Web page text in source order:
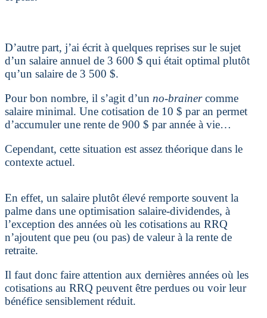
D’autre part, j’ai écrit à quelques reprises sur le sujet
d’un salaire annuel de 3 600 $ qui était optimal plutôt
qu’un salaire de 3 500 $.
Pour bon nombre, il s’agit d’un no-brainercomme
salaire minimal. Une cotisation de 10 $ par an permet
d’accumuler une rente de 900 $ par année à vie…
Cependant, cette situation est assez théorique dans le
contexte actuel.
En effet, un salaire plutôt élevé remporte souvent la
palme dans une optimisation salaire-dividendes, à
l’exception des années où les cotisations au RRQ
n’ajoutent que peu (ou pas) de valeur à la rente de
retraite.
Il faut donc faire attention aux dernières années où les
cotisations au RRQ peuvent être perdues ou voir leur
bénéfice sensiblement réduit.